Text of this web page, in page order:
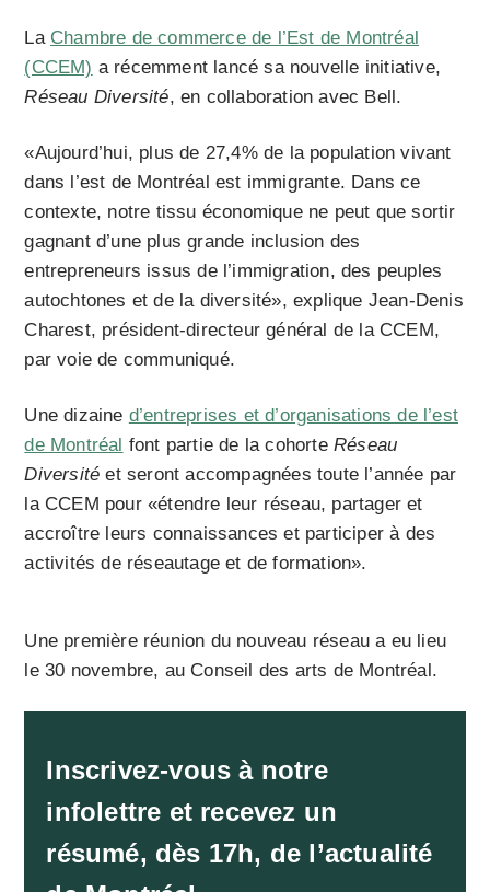
La Chambre de commerce de l’Est de Montréal
(CCEM) a récemment lancé sa nouvelle initiative,
Réseau Diversité, en collaboration avec Bell.
«Aujourd’hui, plus de 27,4% de la population vivant
dans l’est de Montréal est immigrante. Dans ce
contexte, notre tissu économique ne peut que sortir
gagnant d’une plus grande inclusion des
entrepreneurs issus de l’immigration, des peuples
autochtones et de la diversité», explique Jean-Denis
Charest, président-directeur général de la CCEM,
par voie de communiqué.
Une dizaine d’entreprises et d’organisations de l’est
de Montréal font partie de la cohorteRéseau
Diversitéet seront accompagnées toute l’année par
la CCEM pour «étendre leur réseau, partager et
accroître leurs connaissances et participer à des
activités de réseautage et de formation».
Une première réunion du nouveau réseau a eu lieu
le 30 novembre, au Conseil des arts de Montréal.
Inscrivez-vous à notre
infolettre et recevez un
résumé, dès 17h, de l’actualité